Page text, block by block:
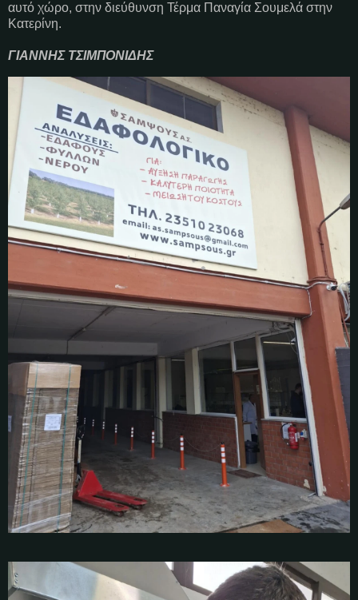
αυτό χώρο, στην διεύθυνση Τέρμα Παναγία Σουμελά στην
Κατερίνη.
ΓΙΑΝΝΗΣ ΤΣΙΜΠΟΝΙΔΗΣ